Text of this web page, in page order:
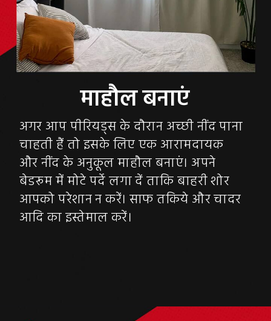
माहौल बनाएं
अगर आप पीरियड्स के दौरान अच्छी नींद पाना
चाहती हैं तो इसके लिए एक आरामदायक
और नींद के अनुकूल माहौल बनाएं। अपने
बेडरूम में मोटे पर्दे लगा दें ताकि बाहरी शोर
आपको परेशान न करें। साफ तकिये और चादर